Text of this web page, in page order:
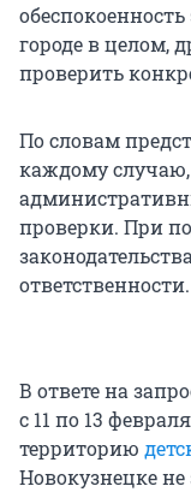
городе в целом,
проверить
По словам
каждому
проверки. При
ответственности.
В ответе на
с 11 по 13
территорию
Новокузнецке